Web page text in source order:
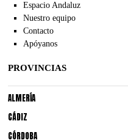
Espacio Andaluz
Nuestro equipo
Contacto
Apóyanos
PROVINCIAS
ALMERÍA
CÁDIZ
CÓRDOBA